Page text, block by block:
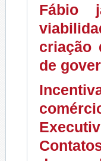
Fábio
criação
de